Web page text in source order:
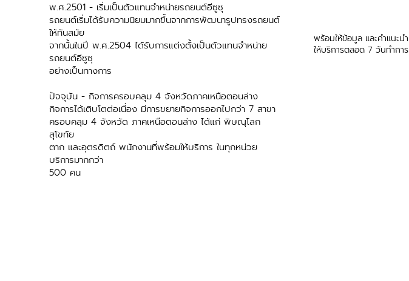
พ.ศ.2501 - เริ่มเป็นตัวแทนจำหน่ายรถยนต์อีซูซุ
รถยนต์เริ่มได้รับความนิยมมากขึ้นจากการพัฒนารูปทรงรถยนต์
ให้ทันสมัย
จากนั้นในปี พ.ศ.2504 ได้รับการแต่งตั้งเป็นตัวแทนจำหน่าย
รถยนต์อีซูซุ
อย่างเป็นทางการ
ปัจจุบัน - กิจการครอบคลุม 4 จังหวัดภาคเหนือตอนล่าง
กิจการได้เติบโตต่อเนื่อง มีการขยายกิจการออกไปกว่า 7 สาขา
ครอบคลุม 4 จังหวัด ภาคเหนือตอนล่าง ได้แก่ พิษณุโลก
สุโขทัย
ตาก และอุตรดิตถ์ พนักงานที่พร้อมให้บริการ ในทุกหน่วย
บริการมากกว่า
500 คน
พร้อมให้ข้อมูล และคำแนะนำ
ให้บริการตลอด 7 วันทำการ